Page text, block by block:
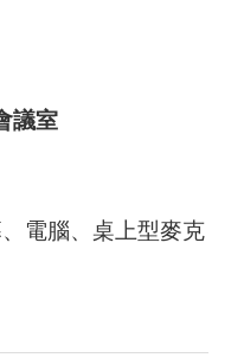
議室
電腦、桌上型麥克